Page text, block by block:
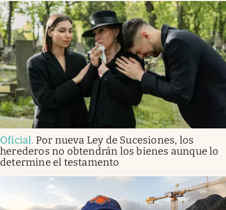
Oficial. Por nueva Ley de Sucesiones, los
herederos no obtendrán los bienes aunque lo
determine el testamento